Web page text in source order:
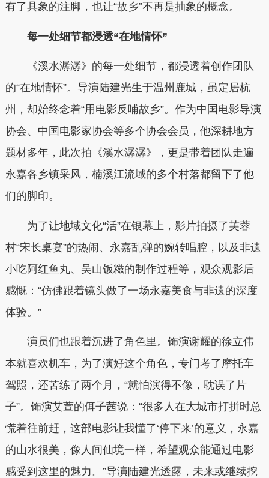
有了具象的注脚，也让“故乡”不再是抽象的概念。
每一处细节都浸透“在地情怀”
《溪水潺潺》的每一处细节，都浸透着创作团队
的“在地情怀”。导演陆建光生于温州鹿城，虽定居杭
州，却始终念着“用电影反哺故乡”。作为中国电影导演
协会、中国电影家协会等多个协会会员，他深耕地方
题材多年，此次拍《溪水潺潺》，更是带着团队走遍
永嘉各乡镇采风，楠溪江流域的多个村落都留下了他
们的脚印。
为了让地域文化“活”在银幕上，影片拍摄了芙蓉
村“宋长桌宴”的热闹、永嘉乱弹的婉转唱腔，以及非遗
小吃阿红鱼丸、吴山饭糍的制作过程等，观众观影后
感慨：“仿佛跟着镜头做了一场永嘉美食与非遗的深度
体验。”
演员们也跟着沉进了角色里。饰演谢耀的徐立伟
本就喜欢机车，为了演好这个角色，专门考了摩托车
驾照，还苦练了两个月，“就怕演得不像，耽误了片
子”。饰演艾萱的佴子茜说：“很多人在大城市打拼时总
慌着往前赶，这部电影让我懂了‘停下来’的意义，永嘉
的山水很美，像人间仙境一样，希望观众能通过电影
感受到这里的魅力。”导演陆建光透露，未来或继续挖